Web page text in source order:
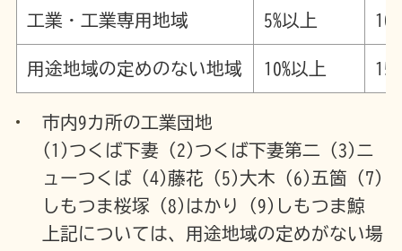
工業・工業専用地域 5%以上
用途地域の定めのない地域 10%以上
市内9カ所の工業団地
(1)つくば下妻 (2)つくば下妻第二 (3)ニ
ューつくば (4)藤花 (5)大木 (6)五箇 (7)
しもつま桜塚 (8)はかり (9)しもつま鯨
上記については、用途地域の定めがない場